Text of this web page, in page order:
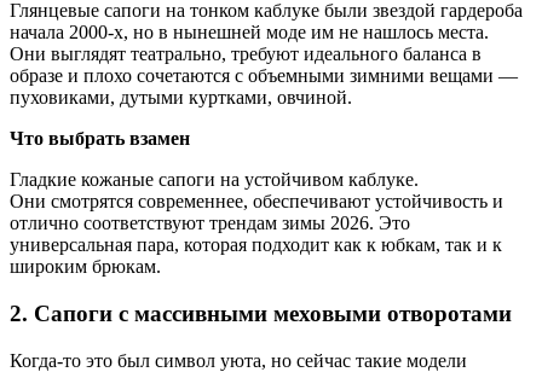
Глянцевые сапоги на тонком каблуке были звездой гардероба
начала 2000-х, но в нынешней моде им не нашлось места.
Они выглядят театрально, требуют идеального баланса в
образе и плохо сочетаются с объемными зимними вещами —
пуховиками, дутыми куртками, овчиной.
Что выбрать взамен
Гладкие кожаные сапоги на устойчивом каблуке.
Они смотрятся современнее, обеспечивают устойчивость и
отлично соответствуют трендам зимы 2026. Это
универсальная пара, которая подходит как к юбкам, так и к
широким брюкам.
2. Сапоги с массивными меховыми отворотами
Когда-то это был символ уюта, но сейчас такие модели